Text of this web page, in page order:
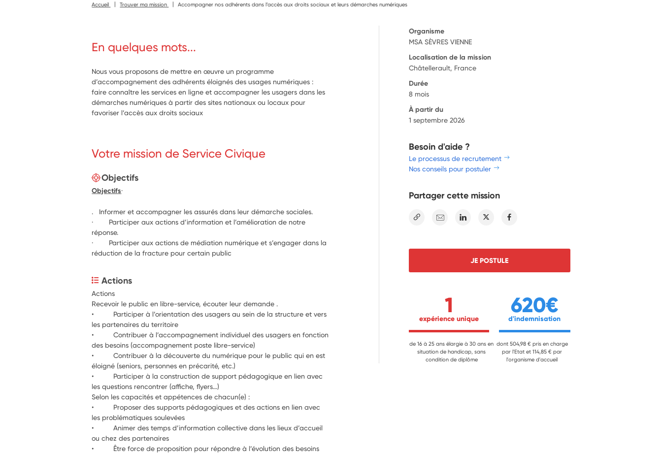
Accueil Trouver ma mission Accompagner nos adhérents dans l’accès aux droits sociaux et leurs démarches numériques
En quelques mots...
Nous vous proposons de mettre en œuvre un programme
d’accompagnement des adhérents éloignés des usages numériques :
faire connaître les services en ligne et accompagner les usagers dans les
démarches numériques à partir des sites nationaux ou locaux pour
favoriser l’accès aux droits sociaux
Votre mission de Service Civique
Objectifs
Objectifs·
. Informer et accompagner les assurés dans leur démarche sociales.
· Participer aux actions d’information et l’amélioration de notre
réponse.
· Participer aux actions de médiation numérique et s’engager dans la
réduction de la fracture pour certain public
Actions
Actions
Recevoir le public en libre-service, écouter leur demande .
•          Participer à l’orientation des usagers au sein de la structure et vers
les partenaires du territoire
•          Contribuer à l’accompagnement individuel des usagers en fonction
des besoins (accompagnement poste libre-service)
•          Contribuer à la découverte du numérique pour le public qui en est
•          Participer à la construction de support pédagogique en lien avec
Selon les capacités et appétences de chacun(e) :
•          Proposer des supports pédagogiques et des actions en lien avec
•          Animer des temps d’information collective dans les lieux d’accueil
•          Être force de proposition pour répondre à l’évolution des besoins
Organisme
MSA SÈVRES VIENNE
Localisation de la mission
Châtellerault, France
Durée
8 mois
À partir du
1 septembre 2026
Besoin d'aide ?
Le processus de recrutement
Nos conseils pour postuler
Partager cette mission
E-mail Linkedin Twitter
JE POSTULE
1
expérience unique
de 16 à 25 ans élargie à 30 ans en
situation de handicap, sans
condition de diplôme
620€
d'indemnisation
dont 504,98 € pris en charge
par l'Etat et 114,85 € par
l'organisme d'accueil